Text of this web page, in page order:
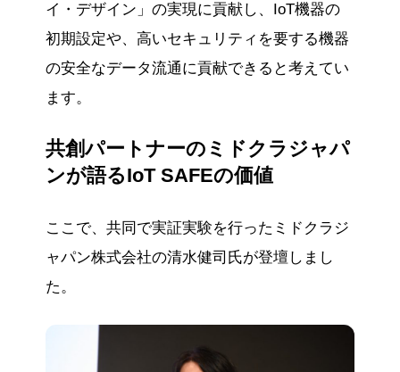
イ・デザイン」の実現に貢献し、IoT機器の
初期設定や、高いセキュリティを要する機器
の安全なデータ流通に貢献できると考えてい
ます。
共創パートナーのミドクラジャパ
ンが語るIoT SAFEの価値
ここで、共同で実証実験を行ったミドクラジ
ャパン株式会社の清水健司氏が登壇しまし
た。